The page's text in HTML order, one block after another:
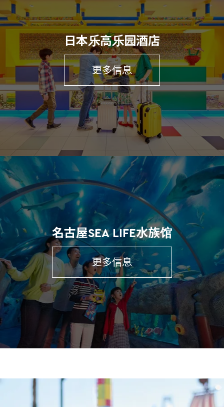
日本乐高乐园酒店
更多信息
名古屋SEA LIFE水族馆
更多信息